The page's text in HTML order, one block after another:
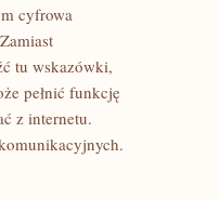
cyfrowa
tu wskazówki,
pełnić funkcję
z internetu.